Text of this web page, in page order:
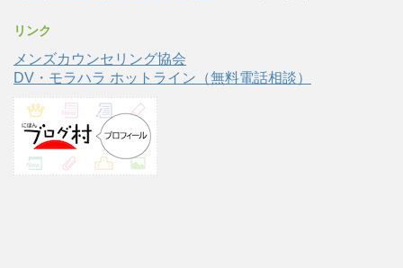
リンク
メンズカウンセリング協会
DV・モラハラ ホットライン（無料電話相談）